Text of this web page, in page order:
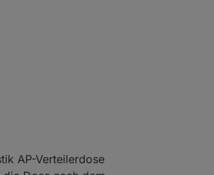
AP-Verteilerdose